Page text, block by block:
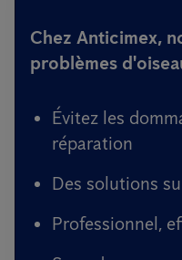
Chez Anticimex,
problèmes
Évitez les
réparation
Des solutions
Professionnel,